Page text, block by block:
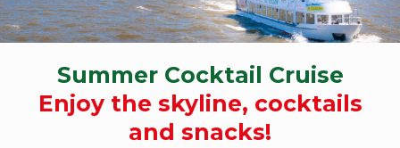
Summer Cocktail Cruise
Enjoy the skyline, cocktails
and snacks!